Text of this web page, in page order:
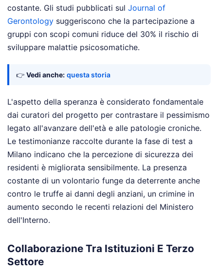
costante. Gli studi pubblicati sul Journal of
Gerontology suggeriscono che la partecipazione a
gruppi con scopi comuni riduce del 30% il rischio di
sviluppare malattie psicosomatiche.
👉 Vedi anche: questa storia
L'aspetto della speranza è considerato fondamentale
dai curatori del progetto per contrastare il pessimismo
legato all'avanzare dell'età e alle patologie croniche.
Le testimonianze raccolte durante la fase di test a
Milano indicano che la percezione di sicurezza dei
residenti è migliorata sensibilmente. La presenza
costante di un volontario funge da deterrente anche
contro le truffe ai danni degli anziani, un crimine in
aumento secondo le recenti relazioni del Ministero
dell'Interno.
Collaborazione Tra Istituzioni E Terzo
Settore